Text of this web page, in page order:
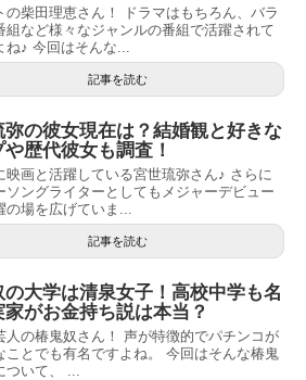
の柴田理恵さん！ ドラマはもちろん、バラ
組など様々なジャンルの番組で活躍されて
ね♪ 今回はそんな...
記事を読む
弥の彼女現在は？結婚観と好きな
歴代彼女も調査！
映画と活躍している宮世琉弥さん♪ さらに
ソングライターとしてもメジャーデビュー
の場を広げていま...
記事を読む
の大学は清泉女子！高校中学も名
家がお金持ち説は本当？
人の椿鬼奴さん！ 声が特徴的でパチンコが
ことでも有名ですよね。 今回はそんな椿鬼
ついて、 ...